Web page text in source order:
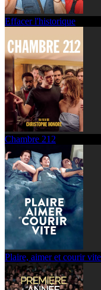
Effacer l'historique
Chambre 212
Plaire, aimer et courir vite